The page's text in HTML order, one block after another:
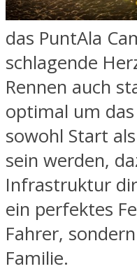
das PuntAla
schlagende
Rennen auch
optimal um
sowohl Start
sein werden,
Infrastruktur
ein perfektes
Fahrer,
Familie.